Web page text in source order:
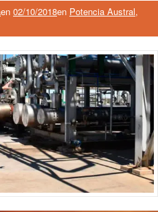
en 02/10/2018en Potencia Austral,